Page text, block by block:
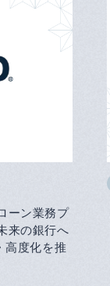
ーン業務プ
来の銀行へ
高度化を推